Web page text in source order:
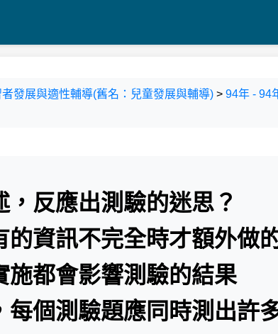
發展與適性輔導(舊名：兒童發展與輔導) > 94年 - 94
反應出測驗的迷思？
的資訊不完全時才額外做
施都會影響測驗的結果
每個測驗題應同時測出許